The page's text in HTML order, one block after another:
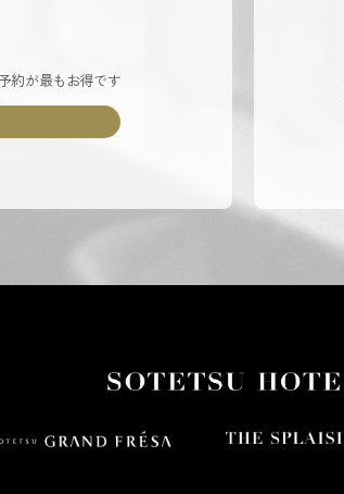
約が最もお得です